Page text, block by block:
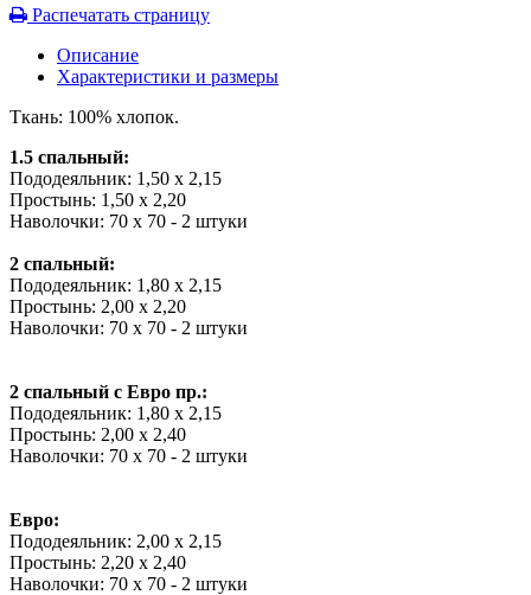
Распечатать страницу
Описание
Характеристики и размеры
Ткань: 100% хлопок.
1.5 спальный:
Пододеяльник: 1,50 х 2,15
Простынь: 1,50 х 2,20
Наволочки: 70 х 70 - 2 штуки
2 спальный:
Пододеяльник: 1,80 х 2,15
Простынь: 2,00 х 2,20
Наволочки: 70 х 70 - 2 штуки
2 спальный с Евро пр.:
Пододеяльник: 1,80 х 2,15
Простынь: 2,00 х 2,40
Наволочки: 70 х 70 - 2 штуки
Евро:
Пододеяльник: 2,00 х 2,15
Простынь: 2,20 х 2,40
Наволочки: 70 х 70 - 2 штуки